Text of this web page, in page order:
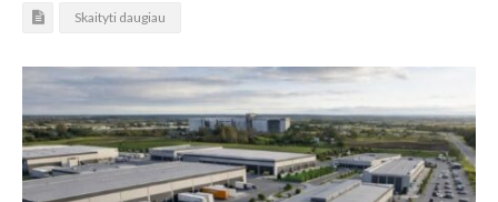
Skaityti daugiau